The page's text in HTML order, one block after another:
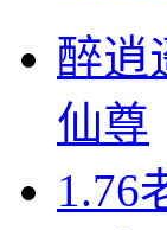
醉逍
仙尊
1.76